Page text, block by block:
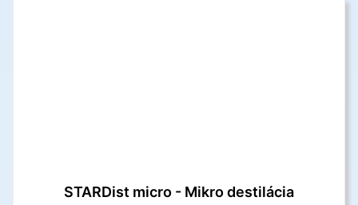
STARDist micro - Mikro destilácia